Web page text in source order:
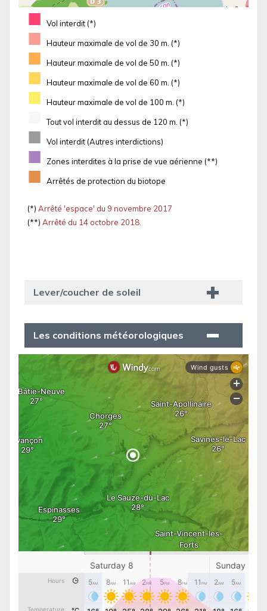
■ Vol interdit (*)
■ Hauteur maximale de vol de 30 m. (*)
■ Hauteur maximale de vol de 50 m. (*)
■ Hauteur maximale de vol de 60 m. (*)
■ Hauteur maximale de vol de 100 m. (*)
Tout vol interdit au dessus de 120 m. (*)
■ Vol interdit (Autres interdictions)
■ Zones interdites à la prise de vue aérienne (**)
■ Arrêtés de protection du biotope
(*) Arrêté 'espace' du 9 novembre 2017
(**) Arrêté du 14 octobre 2018.
Lever/coucher de soleil
Les conditions météorologiques